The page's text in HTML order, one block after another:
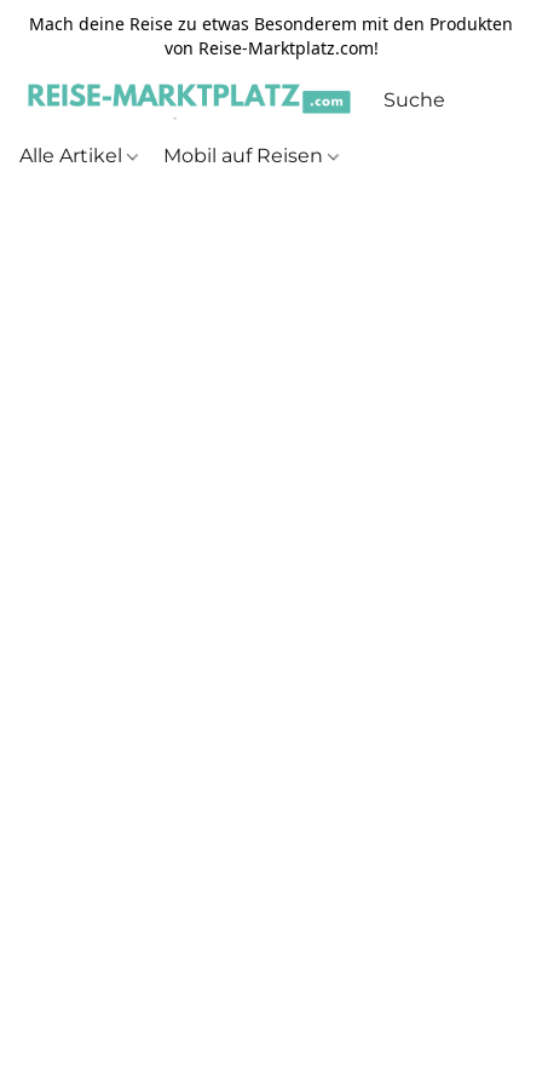
Mach deine Reise zu etwas Besonderem mit den Produkten
von Reise-Marktplatz.com!
Alle Artikel Mobil auf Reisen